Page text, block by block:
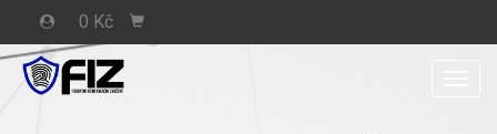
0 Kč